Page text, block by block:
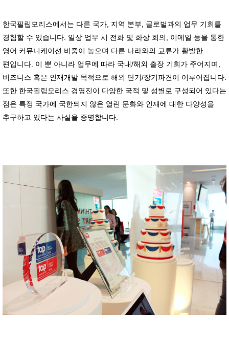
한국필립모리스에서는 다른 국가, 지역 본부, 글로벌과의 업무 기회를
경험할 수 있습니다. 일상 업무 시 전화 및 화상 회의, 이메일 등을 통한
영어 커뮤니케이션 비중이 높으며 다른 나라와의 교류가 활발한
편입니다. 이 뿐 아니라 업무에 따라 국내/해외 출장 기회가 주어지며,
비즈니스 혹은 인재개발 목적으로 해외 단기/장기파견이 이루어집니다.
또한 한국필립모리스 경영진이 다양한 국적 및 성별로 구성되어 있다는
점은 특정 국가에 국한되지 않은 열린 문화와 인재에 대한 다양성을
추구하고 있다는 사실을 증명합니다.